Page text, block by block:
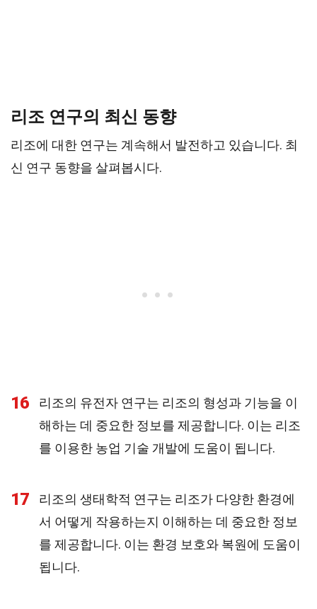
리조 연구의 최신 동향
리조에 대한 연구는 계속해서 발전하고 있습니다. 최
신 연구 동향을 살펴봅시다.
16
리조의 유전자 연구는 리조의 형성과 기능을 이
해하는 데 중요한 정보를 제공합니다. 이는 리조
를 이용한 농업 기술 개발에 도움이 됩니다.
17
리조의 생태학적 연구는 리조가 다양한 환경에
서 어떻게 작용하는지 이해하는 데 중요한 정보
를 제공합니다. 이는 환경 보호와 복원에 도움이
됩니다.